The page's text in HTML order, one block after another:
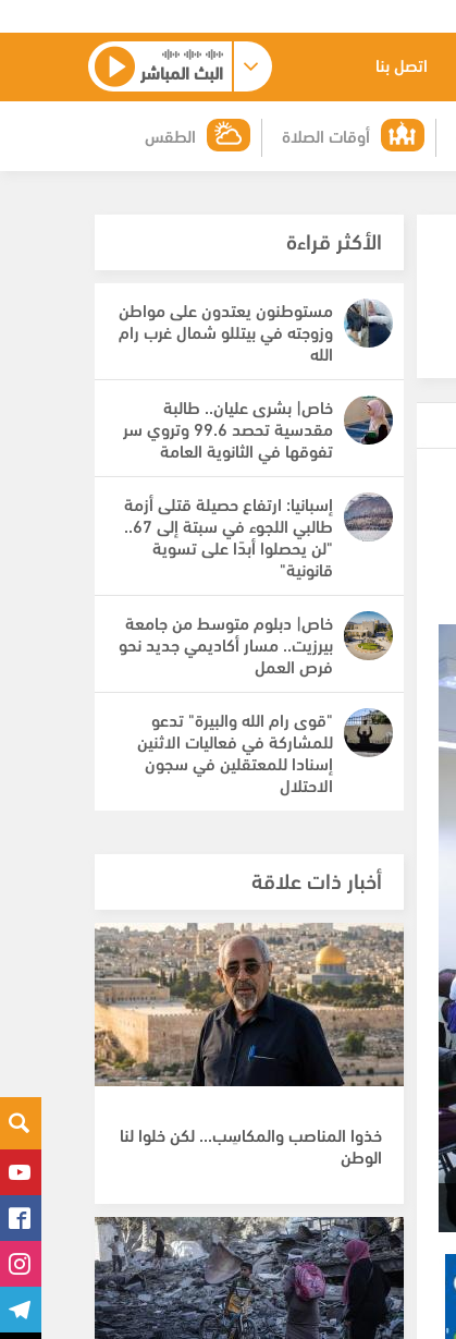
اتصل بنا البث المباشر
الطقس أوقات الصلاة
الأكثر قراءة
مستوطنون يعتدون على مواطن
وزوجته في بيتللو شمال غرب رام
الله
خاص| بشرى عليان.. طالبة
مقدسية تحصد 99.6 وتروي سر
تفوقها في الثانوية العامة
إسبانيا: ارتفاع حصيلة قتلى أزمة
طالبي اللجوء في سبتة إلى 67..
"لن يحصلوا أبدًا على تسوية
قانونية"
خاص| دبلوم متوسط من جامعة
بيرزيت.. مسار أكاديمي جديد نحو
فرص العمل
"قوى رام الله والبيرة" تدعو
للمشاركة في فعاليات الاثنين
إسنادا للمعتقلين في سجون
الاحتلال
أخبار ذات علاقة
خذوا المناصب والمكاسِب... لكن خلوا لنا
الوطن